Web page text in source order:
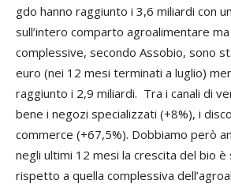
gdo hanno raggiunto i 3,6 miliardi con
sull’intero comparto agroalimentare
complessive, secondo Assobio, sono
euro (nei 12 mesi terminati a luglio)
raggiunto i 2,9 miliardi. Tra i canali di
bene i negozi specializzati (+8%), i
commerce (+67,5%). Dobbiamo però
negli ultimi 12 mesi la crescita del bio è
rispetto a quella complessiva